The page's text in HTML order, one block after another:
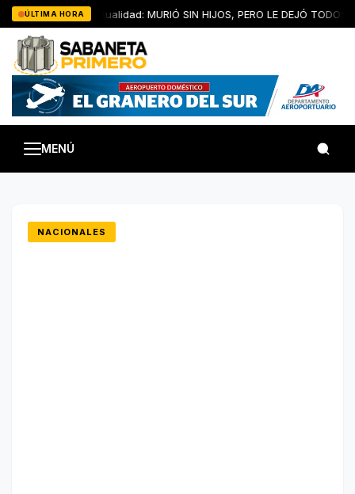
Saltar
al
contenido
ÚLTIMA HORA
Artículo de Actualidad: MURIÓ SIN HIJOS, PERO LE DEJÓ TODOS LOS
MENÚ
NACIONALES